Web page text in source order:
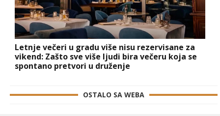
Letnje večeri u gradu više nisu rezervisane za
vikend: Zašto sve više ljudi bira večeru koja se
spontano pretvori u druženje
OSTALO SA WEBA